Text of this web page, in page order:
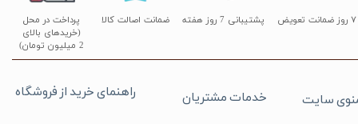
پشتیبانی 7 روز هفته
پرداخت در محل
(خریدهای بالای
2 میلیون تومان)
۷ روز ضمانت تعویض ضمانت اصالت کالا
راهنمای خرید از فروشگاه خدمات مشتریان سایت